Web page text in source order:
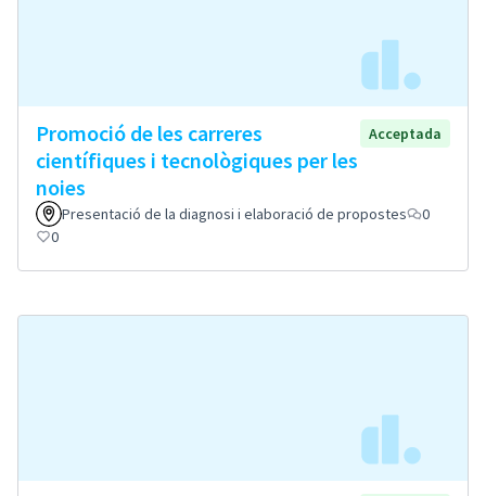
Promoció de les carreres
científiques i tecnològiques per les
noies
Acceptada
Presentació de la diagnosi i elaboració de propostes
0
0